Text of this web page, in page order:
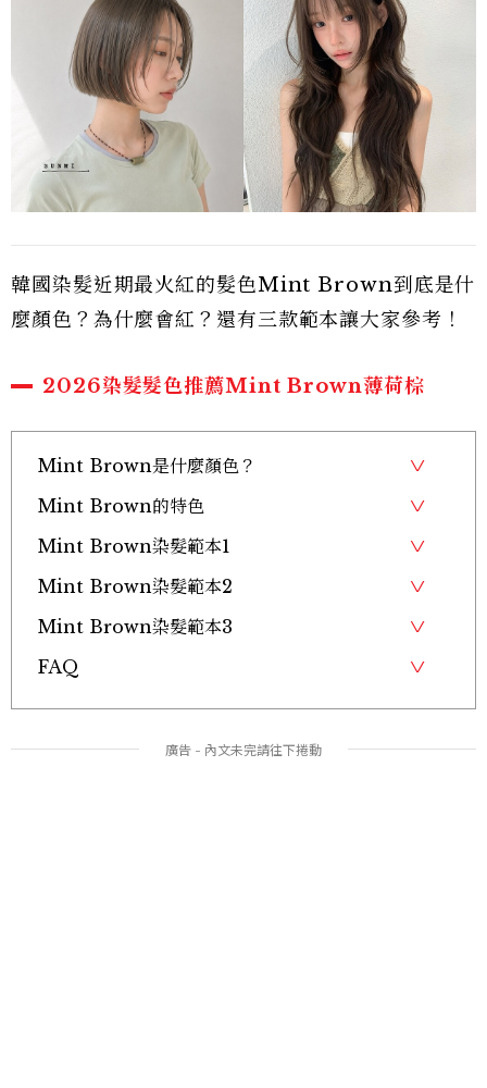
韓國染髮近期最火紅的髮色Mint Brown到底是什
麼顏色？為什麼會紅？還有三款範本讓大家參考！
2026染髮髮色推薦Mint Brown薄荷棕
Mint Brown是什麼顏色？
Mint Brown的特色
Mint Brown染髮範本1
Mint Brown染髮範本2
Mint Brown染髮範本3
FAQ